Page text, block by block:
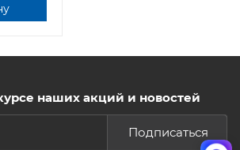
наших акций и новостей
Подписаться